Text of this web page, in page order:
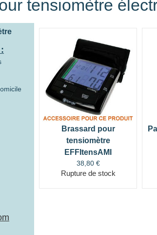
tensiomètre
Brassard pour
tensiomètre
EFFItensAMI
38,80 €
Rupture de stock